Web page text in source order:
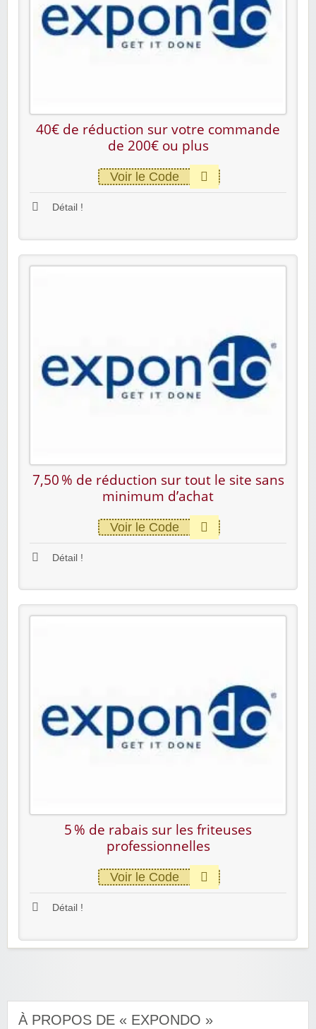
40€ de réduction sur votre commande
de 200€ ou plus
Voir le Code
Détail !
7,50 % de réduction sur tout le site sans
minimum d’achat
Voir le Code
Détail !
5 % de rabais sur les friteuses
professionnelles
Voir le Code
Détail !
À PROPOS DE « EXPONDO »